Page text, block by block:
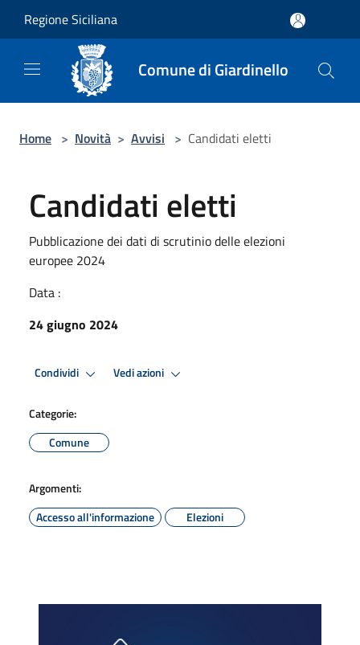
Regione Siciliana
Comune di Giardinello
Home > Novità > Avvisi > Candidati eletti
Candidati eletti
Pubblicazione dei dati di scrutinio delle elezioni
europee 2024
Data :
24 giugno 2024
Condividi Vedi azioni
Categorie:
Comune
Argomenti:
Accesso all'informazione
Elezioni